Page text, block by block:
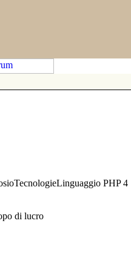
PHP 4
di lucro